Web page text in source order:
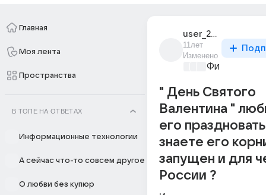
Главная
Моя лента
Пространства
В ТОПЕ НА ОТВЕТАХ
Информационные технологии
А сейчас что-то совсем другое
О любви без купюр
user_26986639
11лет
Изменено
" День Святого
Валентина "
его
знаете его
запущен и для
России ?